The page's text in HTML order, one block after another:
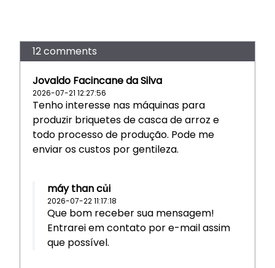
12 comments
Jovaldo Facincane da Silva
2026-07-21 12:27:56
Tenho interesse nas máquinas para
produzir briquetes de casca de arroz e
todo processo de produção. Pode me
enviar os custos por gentileza.
máy than củi
2026-07-22 11:17:18
Que bom receber sua mensagem!
Entrarei em contato por e-mail assim
que possível.